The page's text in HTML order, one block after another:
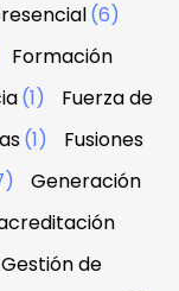
(6)
Formación
(1)
Fuerza de
(1)
Fusiones
Generación
Gestión de